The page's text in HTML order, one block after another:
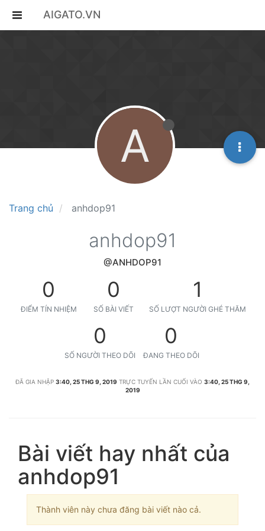
AIGATO.VN
Trang chủ anhdop91
A
anhdop91
@ANHDOP91
0
ĐIỂM TÍN NHIỆM
0
SỐ BÀI VIẾT
1
SỐ LƯỢT NGƯỜI GHÉ THĂM
0
SỐ NGƯỜI THEO DÕI
0
ĐANG THEO DÕI
ĐÃ GIA NHẬP 3:40, 25 THG 9, 2019 TRỰC TUYẾN LẦN CUỐI VÀO 3:40, 25 THG 9,
2019
Bài viết hay nhất của
anhdop91
Thành viên này chưa đăng bài viết nào cả.